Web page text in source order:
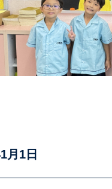
學習支援
課外
校園電
境外
刊
月1日